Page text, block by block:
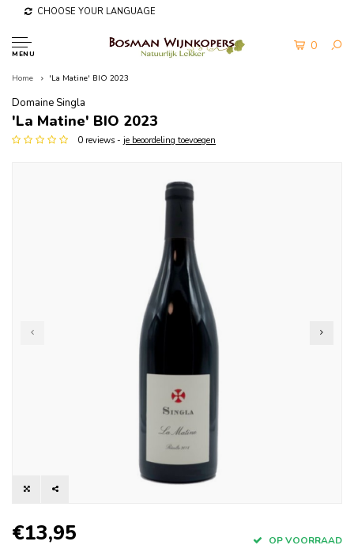
CHOOSE YOUR LANGUAGE
MENU
0
Home 'La Matine' BIO 2023
Domaine Singla
'La Matine' BIO 2023
0 reviews - je beoordeling toevoegen
€13,95 OP VOORRAAD